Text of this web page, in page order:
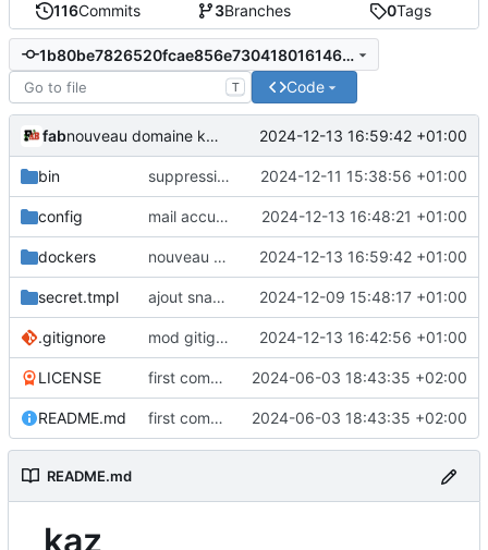
116Commits 3Branches 0Tags
1b80be7826520fcae856e730418016146ad5d2e1
T Code
fab nouveau domaine kazdate 2024-12-13 16:59:42 +01:00
bin suppressions et modifs cosmétiques sur plusieurs scripts 2024-12-11 15:38:56 +01:00
config mail accueil 2024-12-13 16:48:21 +01:00
dockers nouveau domaine kazdate 2024-12-13 16:59:42 +01:00
secret.tmpl ajout snappymail dans les fichiers tmpl 2024-12-09 15:48:17 +01:00
.gitignore mod gitignore 2024-12-13 16:42:56 +01:00
LICENSE first commit 2024-06-03 18:43:35 +02:00
README.md first commit 2024-06-03 18:43:35 +02:00
README.md
kaz